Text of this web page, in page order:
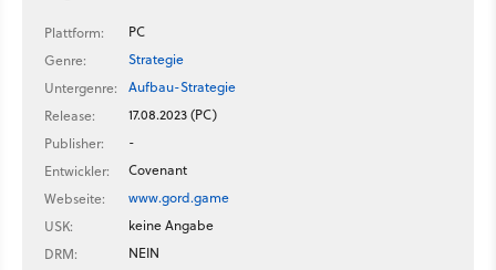
Plattform:
PC
Genre:
Strategie
Untergenre:
Aufbau-Strategie
Release:
17.08.2023 (PC)
Publisher:
-
Entwickler:
Covenant
Webseite:
www.gord.game
USK:
keine Angabe
DRM:
NEIN